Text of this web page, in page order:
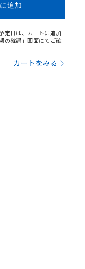
追加
定日は、カートに追加
の確認」画面にてご確
カートをみる